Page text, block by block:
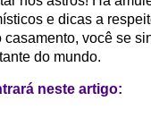
e dicas a
casamento, você se
do mundo.
neste artigo: